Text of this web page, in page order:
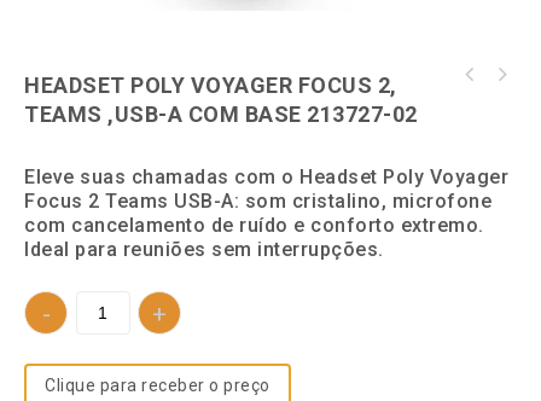
HEADSET POLY VOYAGER FOCUS 2,
TEAMS ,USB-A COM BASE 213727-02
Eleve suas chamadas com o Headset Poly Voyager
Focus 2 Teams USB-A: som cristalino, microfone
com cancelamento de ruído e conforto extremo.
Ideal para reuniões sem interrupções.
Clique para receber o preço